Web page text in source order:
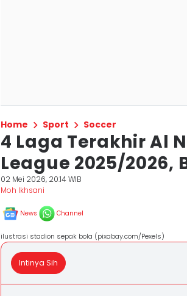
Home Sport Soccer
4 Laga Terakhir Al
League 2025/2026,
02 Mei 2026, 20:14 WIB
Moh Ikhsani
News Channel
ilustrasi stadion sepak bola (pixabay.com/Pexels)
Intinya Sih